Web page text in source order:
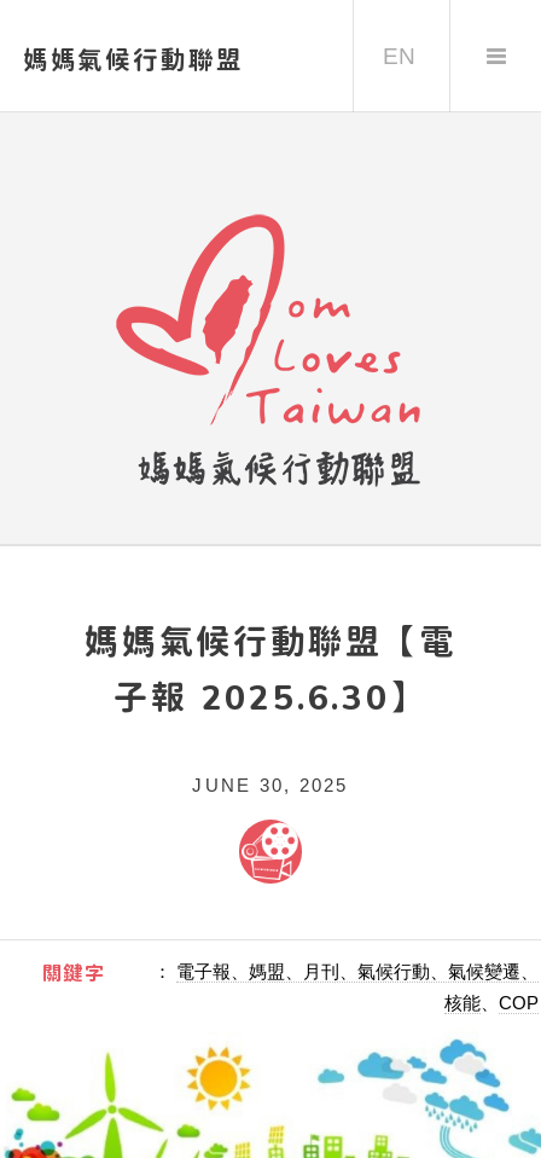
媽媽氣候行動聯盟 EN
媽媽氣候行動聯盟【電
子報 2025.6.30】
JUNE 30, 2025
關鍵字 ： 電子報、媽盟、月刊、氣候行動、氣候變遷、
核能
COP